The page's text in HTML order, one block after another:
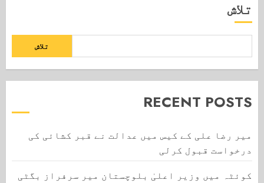
تلاش
تلاش
RECENT POSTS
میر رضا علی کے کیس میں عدالت نے قبر کشائی کی
درخواست قبول کرلی
کوئٹہ میں وزیر اعلیٰ بلوچستان میر سرفراز بگٹی